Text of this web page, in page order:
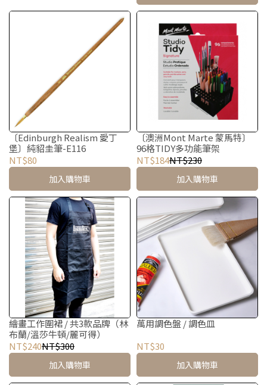
〔Edinburgh Realism 愛丁
堡〕純貂圭筆-E116
NT$80
加入購物車
〔澳洲Mont Marte 蒙馬特〕
96格TIDY多功能筆架
NT$184NT$230
加入購物車
繪畫工作圍裙 / 共3款品牌（林
布蘭/溫莎牛頓/麗可得）
NT$240NT$300
加入購物車
萬用調色盤 / 調色皿
NT$30
加入購物車